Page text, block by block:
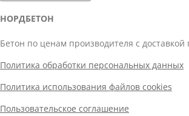
НОРДБЕТОН
Бетон по ценам производителя с доставкой
Политика обработки персональных данных
Политика использования файлов cookies
Пользовательское соглашение